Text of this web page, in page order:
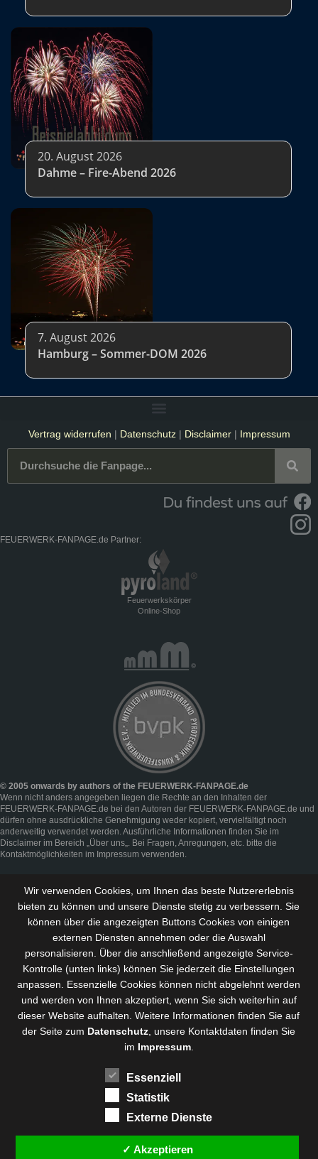
20. August 2026
Dahme – Fire-Abend 2026
7. August 2026
Hamburg – Sommer-DOM 2026
Vertrag widerrufen | Datenschutz| Disclaimer| Impressum
FEUERWERK-FANPAGE.de Partner:
Feuerwerkskörper
Online-Shop
© 2005 onwards by authors of the FEUERWERK-FANPAGE.de
Wenn nicht anders angegeben liegen die Rechte an den Inhalten der
FEUERWERK-FANPAGE.de bei den Autoren der FEUERWERK-FANPAGE.de und
dürfen ohne ausdrückliche Genehmigung weder kopiert, vervielfältigt noch
anderweitig verwendet werden. Ausführliche Informationen finden Sie im
Disclaimer im Bereich „Über uns„. Bei Fragen, Anregungen, etc. bitte die
Kontaktmöglichkeiten im Impressum verwenden.
Wir verwenden Cookies, um Ihnen das beste Nutzererlebnis
bieten zu können und unsere Dienste stetig zu verbessern . Sie
können über die angezeigten Buttons Cookies von einigen
externen Diensten annehmen oder die Auswahl
personalisieren. Über die anschließend angezeigte Service-
Kontrolle (unten links) können Sie jederzeit die Einstellungen
anpassen. Essenzielle Cookies können nicht abgelehnt werden
und werden von Ihnen akzeptiert, wenn Sie sich weiterhin auf
dieser Website aufhalten. Weitere Informationen finden Sie auf
der Seite zum Datenschutz , unsere Kontaktdaten finden Sie
im Impressum.
Essenziell
Statistik
Externe Dienste
✓ Akzeptieren